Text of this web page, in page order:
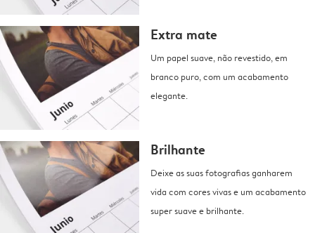
Extra mate
Um papel suave, não revestido, em
branco puro, com um acabamento
elegante.
Brilhante
Deixe as suas fotografias ganharem
vida com cores vivas e um acabamento
super suave e brilhante.